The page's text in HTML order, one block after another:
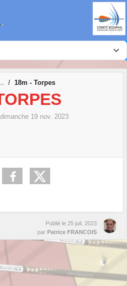
18m - Torpes
dimanche 19 nov. 2023
Publié le 25 juil. 2023
par Patrice FRANCOIS